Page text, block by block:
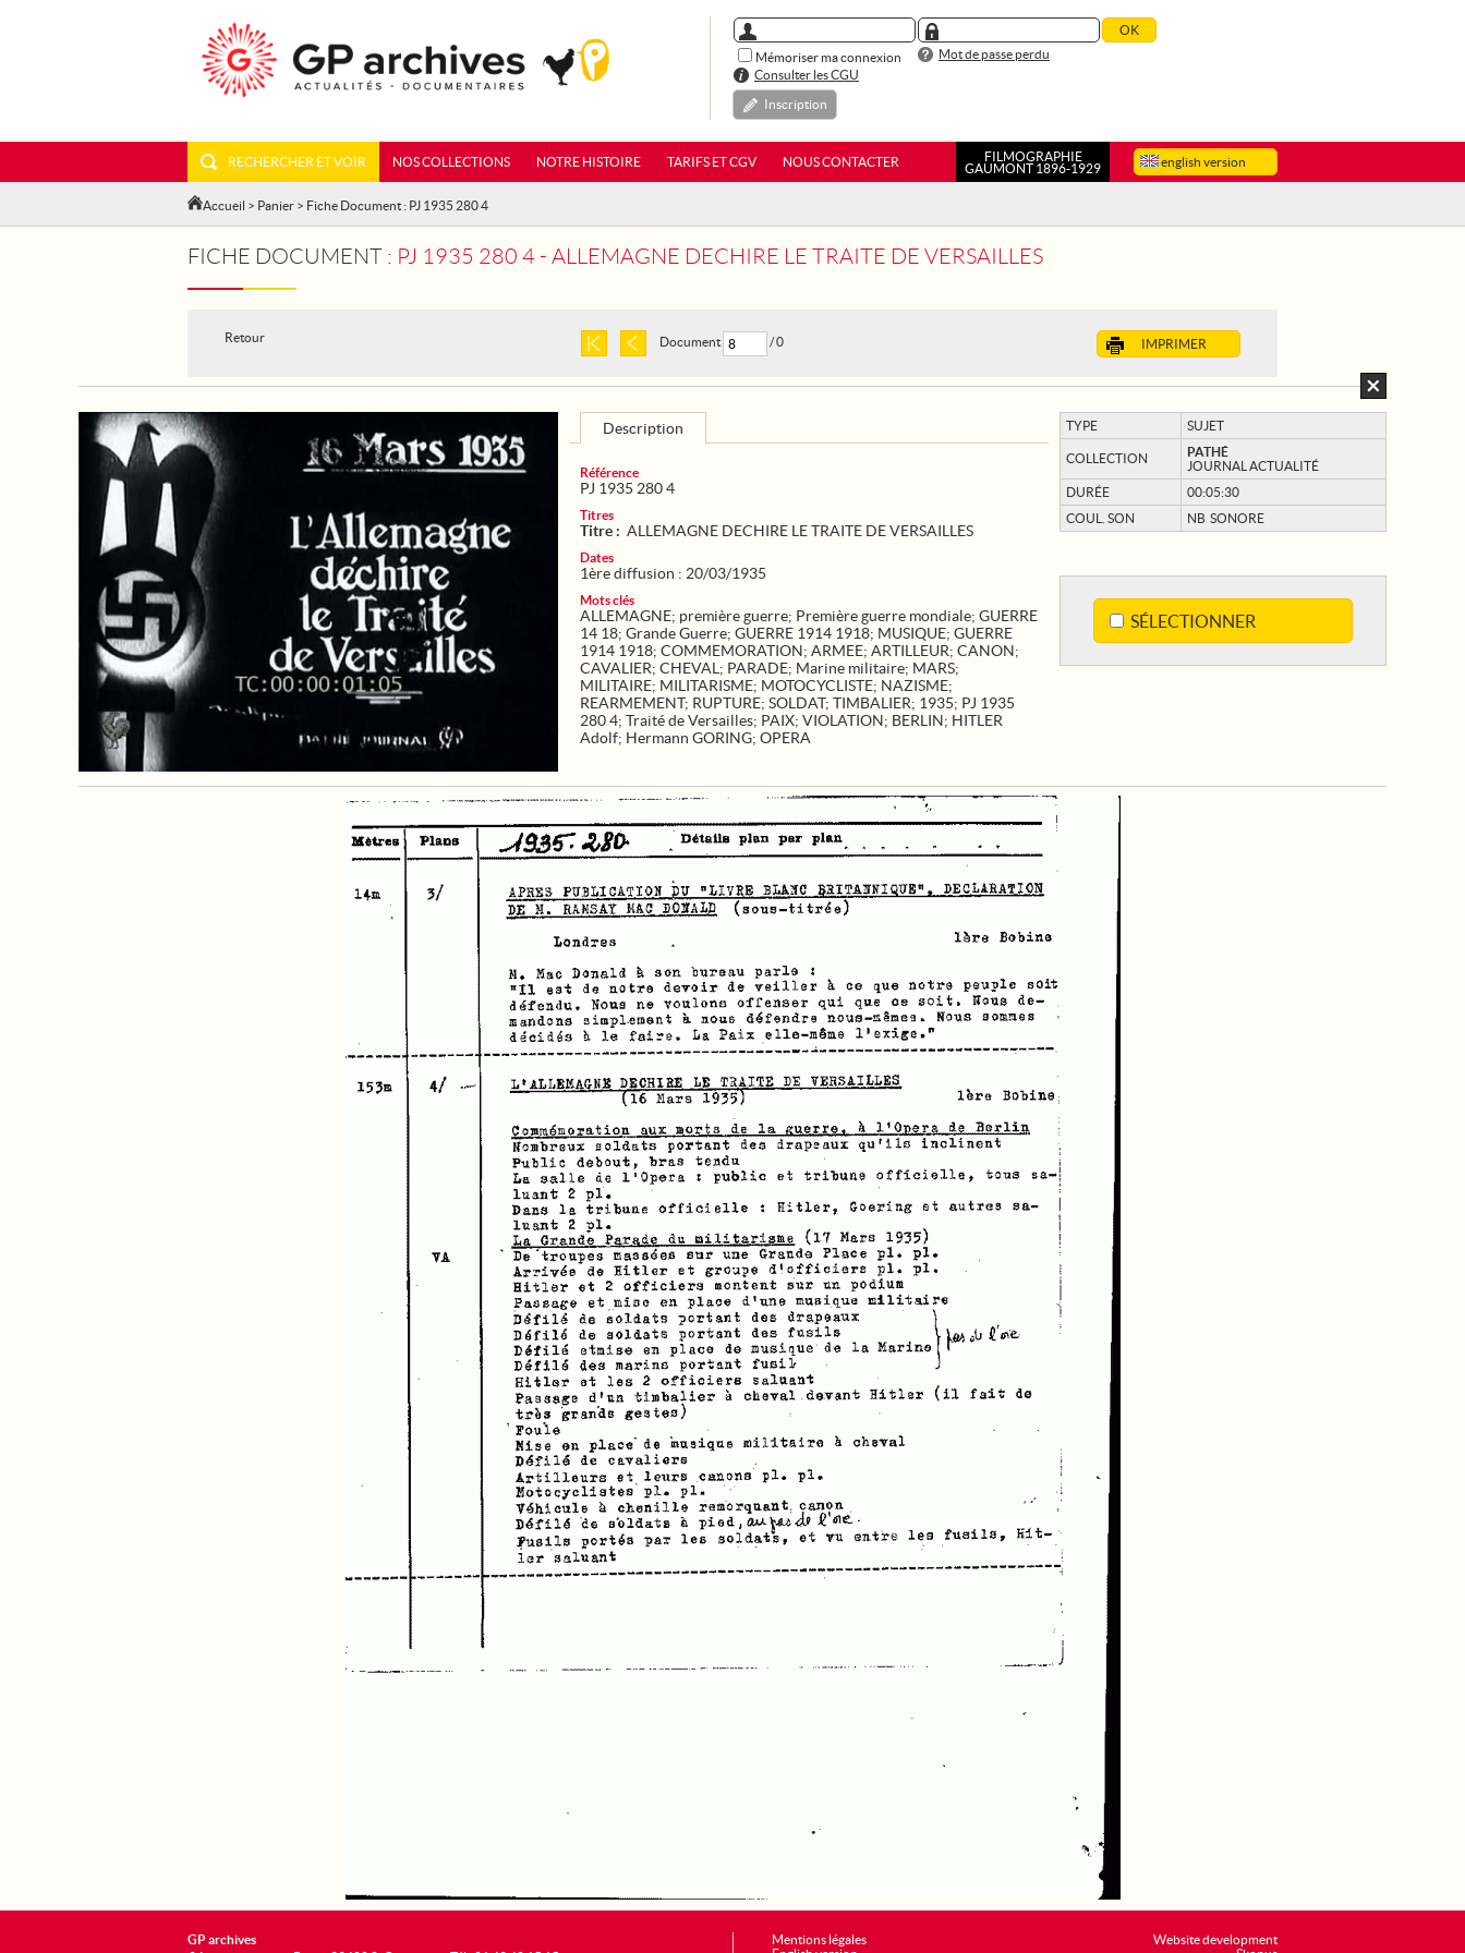
Mémoriser ma connexion
Mot de passe perdu
Consulter les CGU
Inscription
english version
RECHERCHER ET VOIR NOS COLLECTIONS NOTRE HISTOIRE TARIFS ET CGV NOUS CONTACTER
FILMOGRAPHIE
GAUMONT 1896-1929
Accueil > Panier > Fiche Document : PJ 1935 280 4
FICHE DOCUMENT : PJ 1935 280 4 - ALLEMAGNE DECHIRE LE TRAITE DE VERSAILLES
Retour IMPRIMER
Document / 0
TYPE SUJET
COLLECTION
PATHÉ
JOURNAL ACTUALITÉ
DURÉE
00:05:30
COUL. SON
NB SONORE
SÉLECTIONNER
Description
Référence
PJ 1935 280 4
Titres
Titre : ALLEMAGNE DECHIRE LE TRAITE DE VERSAILLES
Dates
1ère diffusion : 20/03/1935
Mots clés
ALLEMAGNE; première guerre; Première guerre mondiale; GUERRE
14 18; Grande Guerre; GUERRE 1914 1918; MUSIQUE; GUERRE
1914 1918; COMMEMORATION; ARMEE; ARTILLEUR; CANON;
CAVALIER; CHEVAL ; PARADE; Marine militaire; MARS;
MILITAIRE; MILITARISME; MOTOCYCLISTE; NAZISME;
REARMEMENT; RUPTURE; SOLDAT; TIMBALIER; 1935; PJ 1935
280 4; Traité de Versailles; PAIX; VIOLATION; BERLIN; HITLER
Adolf; Hermann GORING; OPERA
Website development
GP archives
Mentions légales